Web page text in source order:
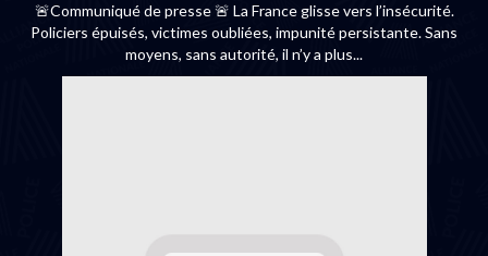
🚨Communiqué de presse 🚨 La France glisse vers l’insécurité.
Policiers épuisés, victimes oubliées, impunité persistante. Sans
moyens, sans autorité, il n’y a plus...